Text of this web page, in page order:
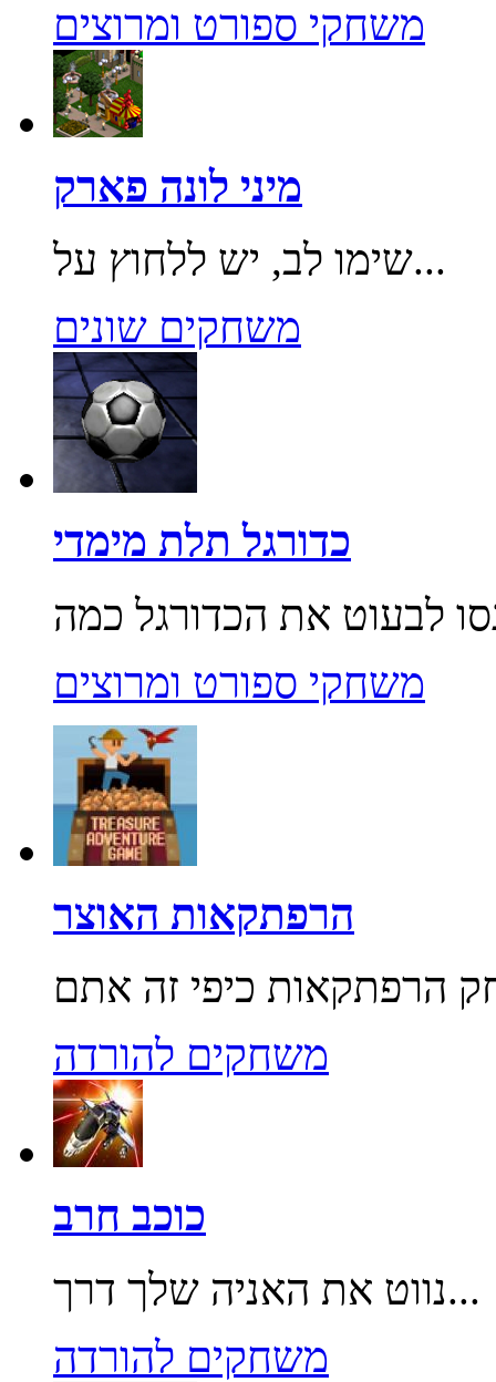
משחקי ספורט ומרוצים
מיני לונה פארק
שימו לב, יש ללחוץ על...
משחקים שונים
כדורגל תלת מימדי
משחקי ספורט ומרוצים
הרפתקאות האוצר
משחקים להורדה
כוכב חרב
נווט את האניה שלך דרך...
משחקים להורדה